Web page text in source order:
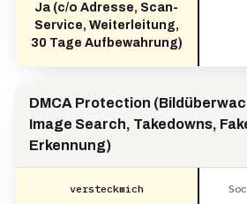
Ja (c/o Adresse, Scan-
Service, Weiterleitung,
30 Tage Aufbewahrung)
DMCA Protection
Image Search, Takedowns,
Erkennung)
versteckmich